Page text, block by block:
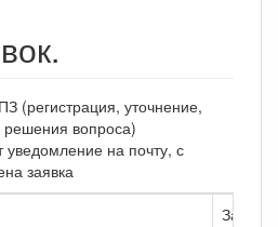
(регистрация, уточнение,
решения вопроса)
уведомление на почту, с
заявка
Заявка